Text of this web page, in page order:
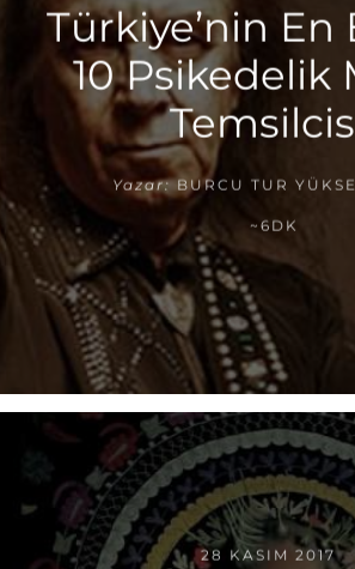
Türkiye’nin En
10 Psikedelik
Yazar: BURCU TUR
~6DK
28 KASIM 2017